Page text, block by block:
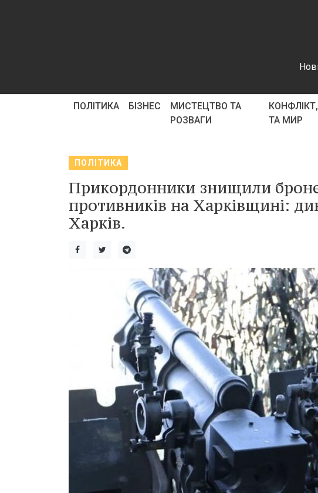
ПОЛІТИКА БІЗНЕС
МИСТЕЦТВО ТА
РОЗВАГИ
ТА МИР
ПОЛІТИКА
Прикордонники знищили
противників на Харківщині:
Харків.